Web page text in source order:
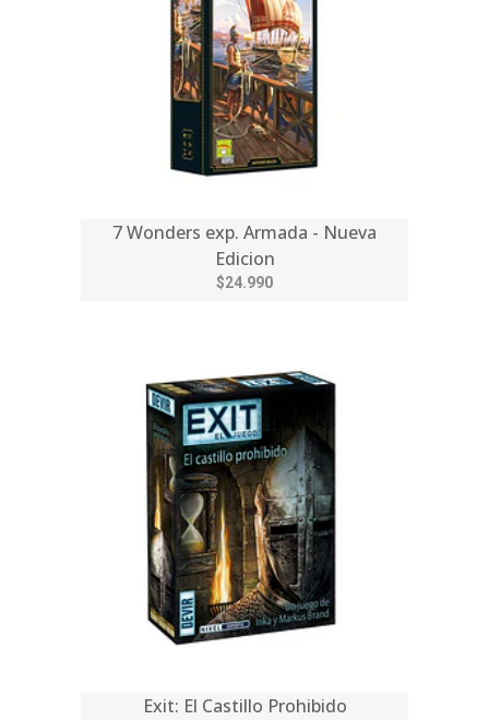
7 Wonders exp. Armada - Nueva
Edicion
$24.990
Exit: El Castillo Prohibido